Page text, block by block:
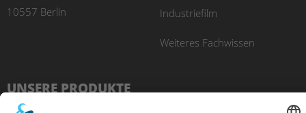
10557 Berlin
Industriefilm
Weiteres Fachwissen
UNSERE PRODUKTE